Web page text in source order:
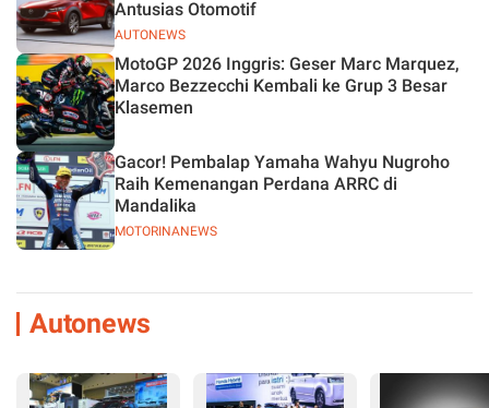
AUTONEWS
Antusias Otomotif
MotoGP 2026 Inggris: Geser Marc Marquez,
Marco Bezzecchi Kembali ke Grup 3 Besar
Klasemen
MOTORINANEWS
Gacor! Pembalap Yamaha Wahyu Nugroho
Raih Kemenangan Perdana ARRC di
Mandalika
Autonews